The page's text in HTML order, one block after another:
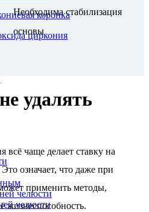
коронка
циркония
челюсти
челюсти
Необходима стабилизация
основы
удалять
всё чаще делает ставку на
означает, что даже при
применить методы,
жизнеспособность.